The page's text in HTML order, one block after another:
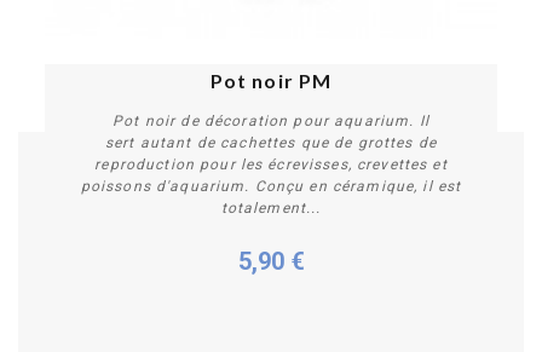
Acheter
Pot noir PM
Pot noir de décoration pour aquarium. Il
sert autant de cachettes que de grottes de
reproduction pour les écrevisses, crevettes et
poissons d'aquarium. Conçu en céramique, il est
totalement...
5,90 €